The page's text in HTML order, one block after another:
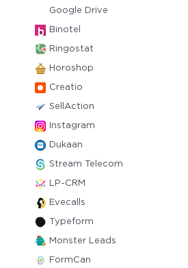
Google Drive
Binotel
Ringostat
Horoshop
Creatio
SellAction
Instagram
Dukaan
Stream Telecom
LP-CRM
Evecalls
Typeform
Monster Leads
FormCan